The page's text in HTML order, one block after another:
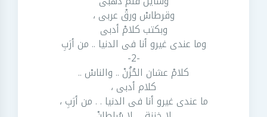
وقرطاسْ ورقْ عربى ،
وبكتب كلامْ أدبى
وما عندى غيرو أنا فى الدنيا .. من أرَبِ
-2-
كلامْ عشان الحُزُنْ .. والناسْ ..
كلام أدبى ،
ما عندى غيرو أنا فى الدنيا . . من أرَبِ ،